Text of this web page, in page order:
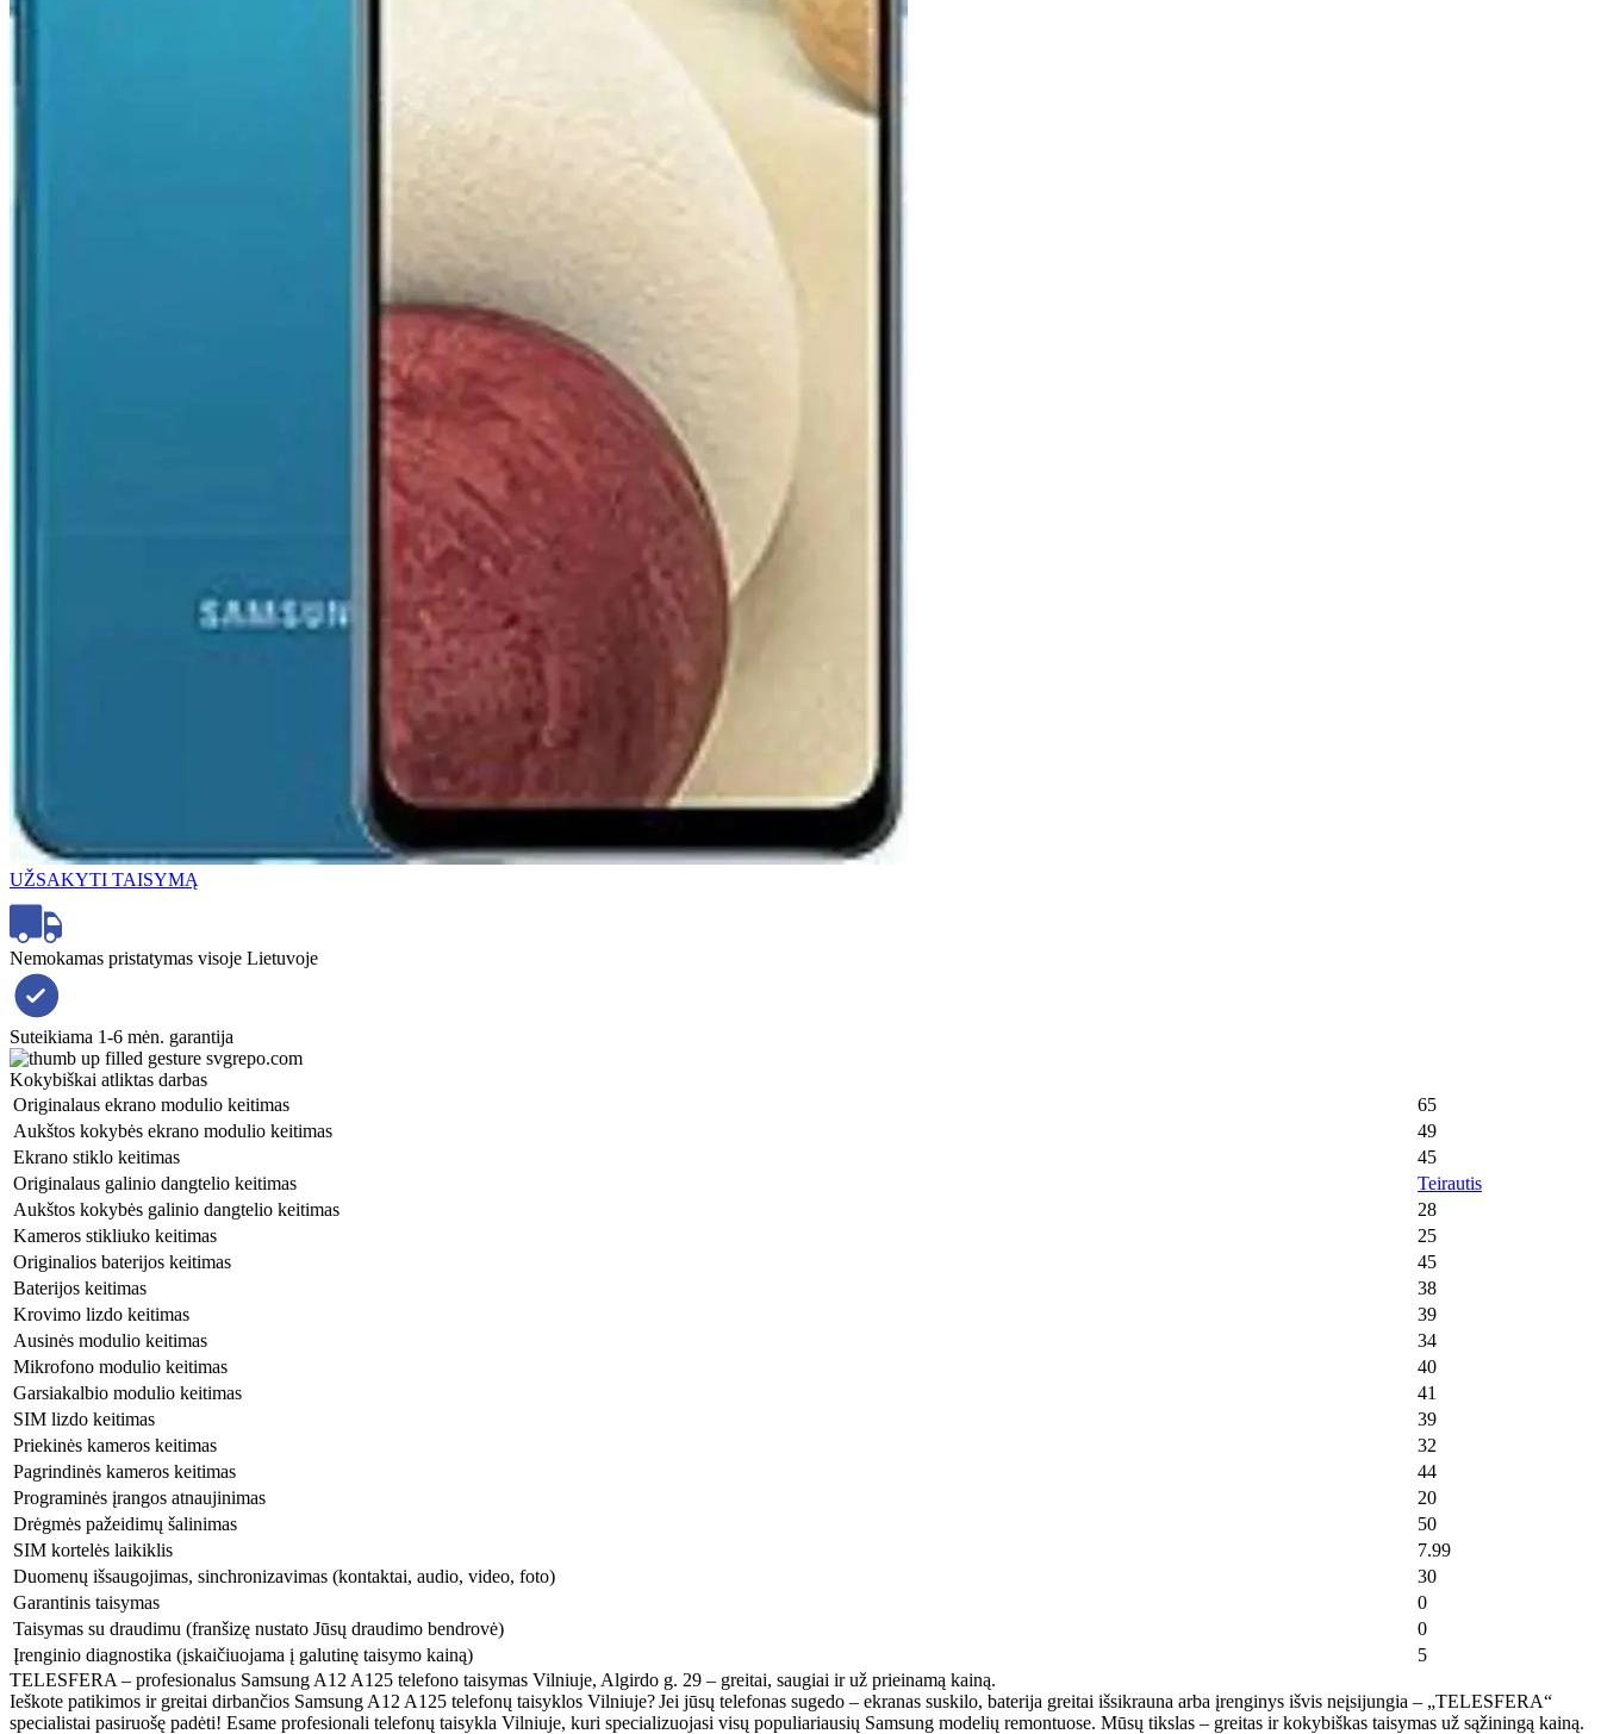
UŽSAKYTI TAISYMĄ
Nemokamas pristatymas visoje Lietuvoje
Suteikiama 1-6 mėn. garantija
Kokybiškai atliktas darbas
Originalaus ekrano modulio keitimas
65
Aukštos kokybės ekrano modulio keitimas
49
Ekrano stiklo keitimas
45
Originalaus galinio dangtelio keitimas
Teirautis
Aukštos kokybės galinio dangtelio keitimas
28
Kameros stikliuko keitimas
25
Originalios baterijos keitimas
45
Baterijos keitimas
38
Krovimo lizdo keitimas
39
Ausinės modulio keitimas
34
Mikrofono modulio keitimas
40
Garsiakalbio modulio keitimas
41
SIM lizdo keitimas
39
Priekinės kameros keitimas
32
Pagrindinės kameros keitimas
44
Programinės įrangos atnaujinimas
20
Drėgmės pažeidimų šalinimas
50
SIM kortelės laikiklis
7.99
Duomenų išsaugojimas, sinchronizavimas (kontaktai, audio, video, foto)
30
Garantinis taisymas
0
Taisymas su draudimu (franšizę nustato Jūsų draudimo bendrovė)
0
Įrenginio diagnostika (įskaičiuojama į galutinę taisymo kainą)
5
TELESFERA – profesionalus Samsung A12 A125 telefono taisymas Vilniuje, Algirdo g. 29 – greitai, saugiai ir už prieinamą kainą.
Ieškote patikimos ir greitai dirbančios Samsung A12 A125 telefonų taisyklos Vilniuje? Jei jūsų telefonas sugedo – ekranas suskilo, baterija greitai išsikrauna arba įrenginys išvis neįsijungia – „TELESFERA“
specialistai pasiruošę padėti! Esame profesionali telefonų taisykla Vilniuje, kuri specializuojasi visų populiariausių Samsung modelių remontuose. Mūsų tikslas – greitas ir kokybiškas taisymas už sąžiningą kainą.